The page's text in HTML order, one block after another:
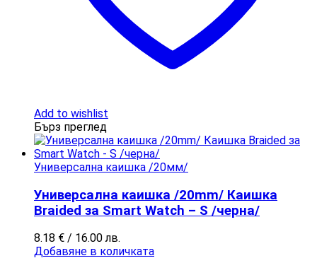
Add to wishlist
Бърз преглед
Универсална каишка /20мм/
Универсална каишка /20mm/ Каишка
Braided за Smart Watch – S /черна/
8.18 € / 16.00 лв.
Добавяне в количката